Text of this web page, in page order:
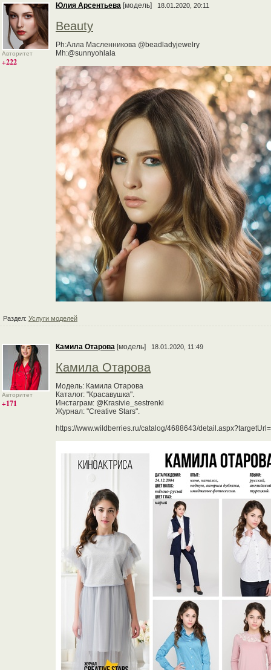
Авторитет
+222
Юлия Арсентьева [модель] 18.01.2020, 20:11
Beauty
Ph:Алла Масленникова @beadladyjewelry
Mh:@sunnyohlala
Раздел: Услуги моделей
Авторитет
+171
Камила Отарова [модель] 18.01.2020, 11:49
Камила Отарова
Модель: Камила Отарова
Каталог: "Красавушка".
Инстаграм: @Krasivie_sestrenki
Журнал: "Creative Stars".
https://www.wildberries.ru/catalog/4688643/